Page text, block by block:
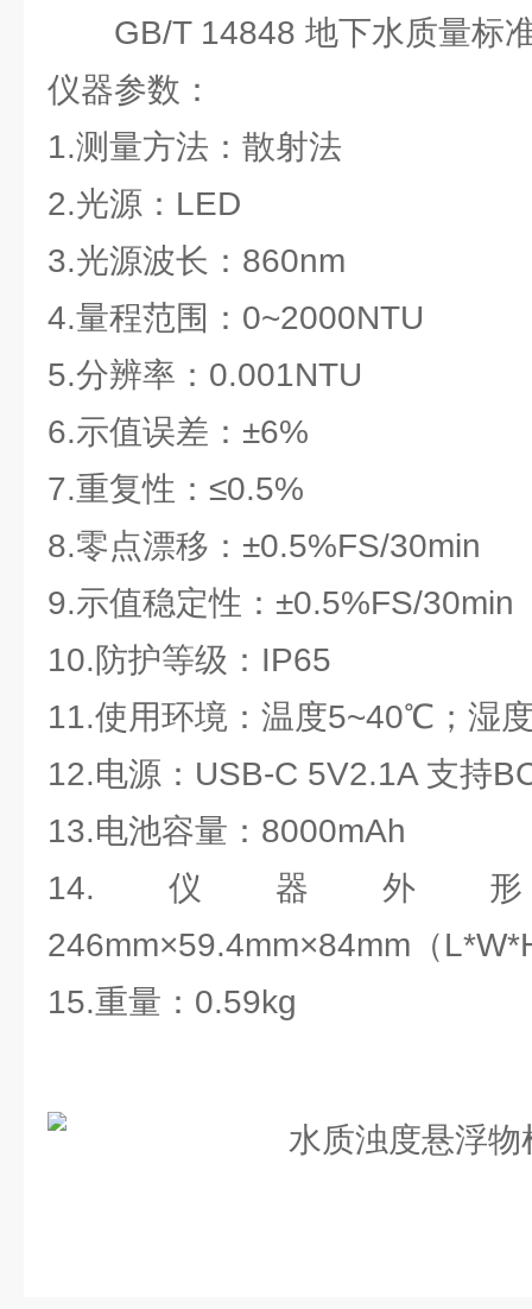
GB/T 14848 地下水质量标
仪器参数：
1.测量方法：散射法
2.光源：LED
3.光源波长：860nm
4.量程范围：0~2000NTU
5.分辨率：0.001NTU
6.示值误差：±6%
7.重复性：≤0.5%
8.零点漂移：±0.5%FS/30min
9.示值稳定性：±0.5%FS/30min
10.防护等级：IP65
11.使用环境：温度5~40℃；湿
12.电源：USB-C 5V2.1A 支持
13.电池容量：8000mAh
14.仪器外
246mm×59.4mm×84mm（
15.重量：0.59kg